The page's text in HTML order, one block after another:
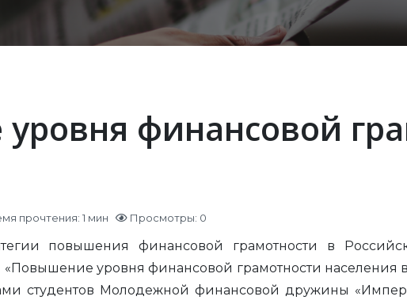
финансовой
прочтения: 1 мин Просмотры: 0
повышения финансовой грамотности в
уровня финансовой грамотности населения
студентов Молодежной финансовой дружины